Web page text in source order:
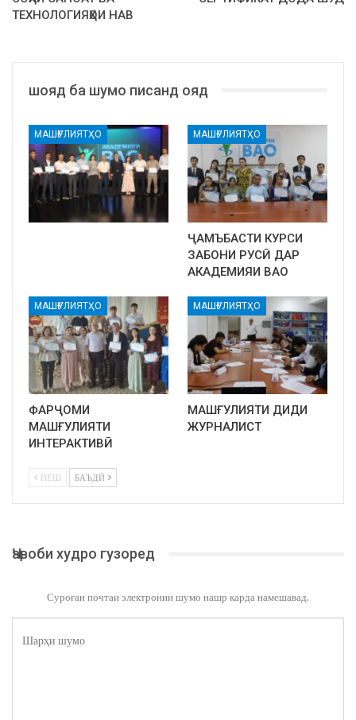
ТЕХНОЛОГИЯҲОИ НАВ
шояд ба шумо писанд ояд
МАШҒУЛИЯТҲО МАШҒУЛИЯТҲО
ҶАМЪБАСТИ КУРСИ
ЗАБОНИ РУСӢ ДАР
АКАДЕМИЯИ ВАО
МАШҒУЛИЯТҲО
ФАРҶОМИ
МАШҒУЛИЯТИ
ИНТЕРАКТИВӢ
МАШҒУЛИЯТҲО
МАШҒУЛИЯТИ ДИДИ
ЖУРНАЛИСТ
ПЕШ БАЪДӢ
Ҷавоби худро гузоред
Суроғаи почтаи электронии шумо нашр карда намешавад.